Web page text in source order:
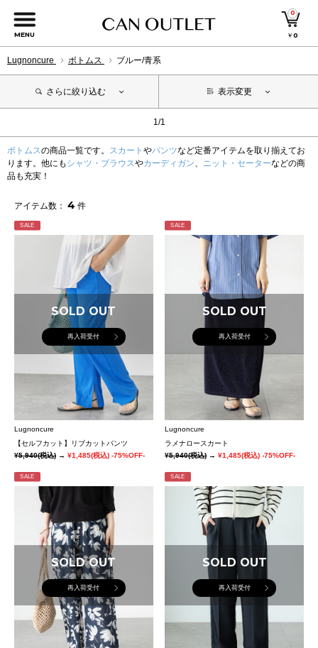
MENU
0
￥0
Lugnoncure ボトムス ブルー/青系
さらに絞り込む 表示変更
1/1
ボトムスの商品一覧です。 スカート やパンツなど定番アイテムを取り揃えてお
ります。他にも シャツ・ブラウスやカーディガン、 ニット・セーターなどの商
品も充実！
アイテム数： 4 件
SALE
SOLD OUT
再入荷受付
Lugnoncure
【セルフカット】リブカットパンツ
¥5,940(税込) → ¥1,485(税込) -75%OFF-
SALE
SOLD OUT
再入荷受付
Lugnoncure
ラメナロースカート
¥5,940(税込)→¥1,485(税込) -75%OFF-
SALE
SOLD OUT
再入荷受付
SALE
SOLD OUT
再入荷受付